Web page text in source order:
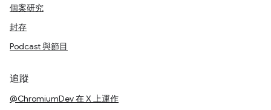
個案研究
封存
Podcast 與節目
追蹤
@ChromiumDev 在 X 上運作